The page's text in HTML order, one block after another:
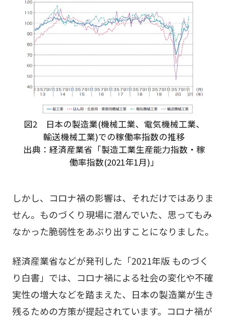
図2 日本の製造業(機械工業、電気機械工業、
輸送機械工業)での稼働率指数の推移
出典：経済産業省「製造工業生産能力指数・稼
働率指数(2021年1月)」
しかし、コロナ禍の影響は、それだけではありま
せん。ものづくり現場に潜んでいた、思ってもみ
なかった脆弱性をあぶり出すことになりました。
経済産業省などが発刊した「2021年版 ものづく
り白書」では、コロナ禍による社会の変化や不確
実性の増大などを踏まえた、日本の製造業が生き
残るための方策が提起されています。コロナ禍が